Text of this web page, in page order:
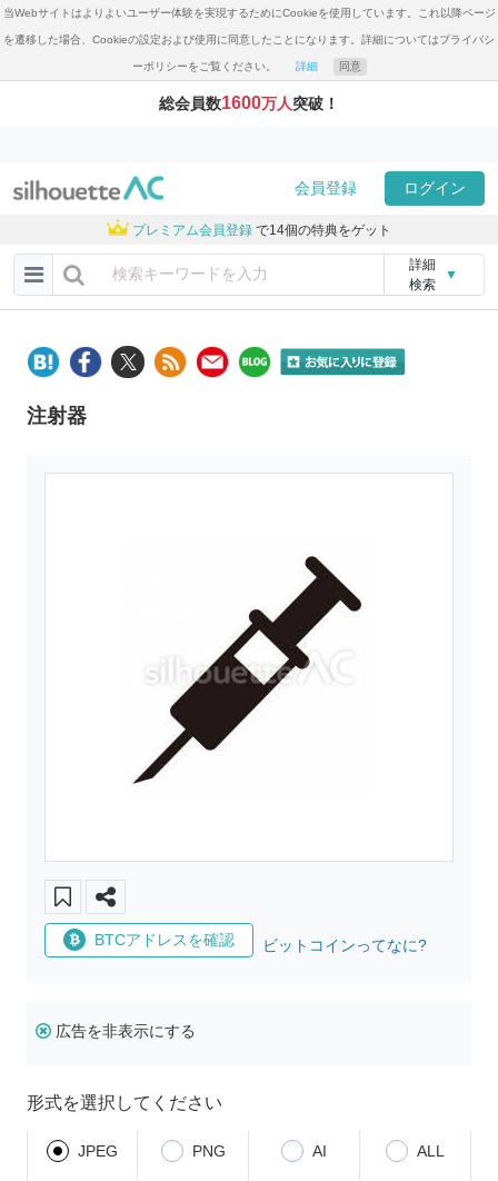
当Webサイトはよりよいユーザー体験を実現するためにCookieを使用しています。これ以降ページ
を遷移した場合、Cookieの設定および使用に同意したことになります。詳細についてはプライバシ
ーポリシーをご覧ください。 詳細 同意
総会員数1600万人突破！
会員登録 ログイン
プレミアム会員登録 で14個の特典をゲット
詳細
検索
▼
注射器
BTCアドレスを確認 ビットコインってなに?
広告を非表示にする
形式を選択してください
JPEG PNG AI ALL